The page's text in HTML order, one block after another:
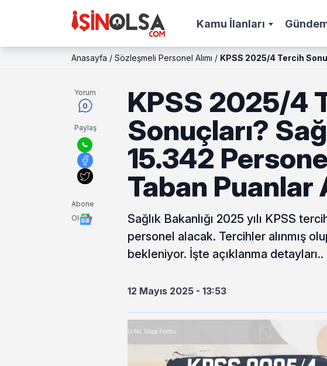
Kamu İlanları
Anasayfa / Sözleşmeli Personel Alımı / KPSS 2025/4 Tercih
Yorum
0
Paylaş
Abone
Ol
KPSS 2025/4
Sonuçları?
15.342
Taban Puanlar
Sağlık Bakanlığı 2025 yılı KPSS
personel alacak. Tercihler alınmış
bekleniyor. İşte açıklanma detayları..
12 Mayıs 2025 - 13:53